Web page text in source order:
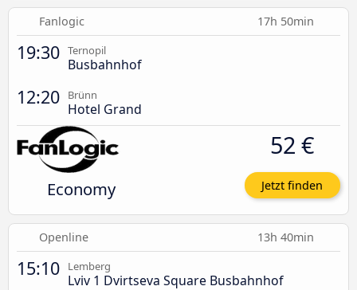
Fanlogic 17h 50min
19:30 Ternopil
Busbahnhof
12:20 Brünn
Hotel Grand
Economy
52 €
Jetzt finden
Openline 13h 40min
15:10 Lemberg
Lviv 1 Dvirtseva Square Busbahnhof